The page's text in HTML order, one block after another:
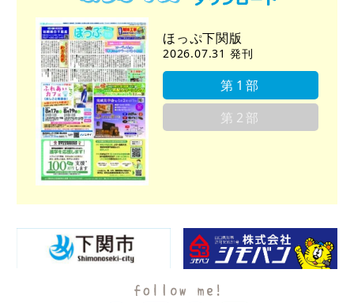
ほっぷ下関版
2026.07.31 発刊
第1部
第2部